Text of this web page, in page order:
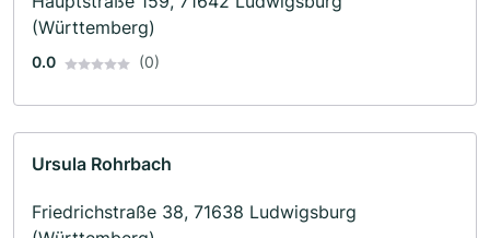
(Württemberg)
0.0 (0)
Ursula Rohrbach
Friedrichstraße 38, 71638 Ludwigsburg